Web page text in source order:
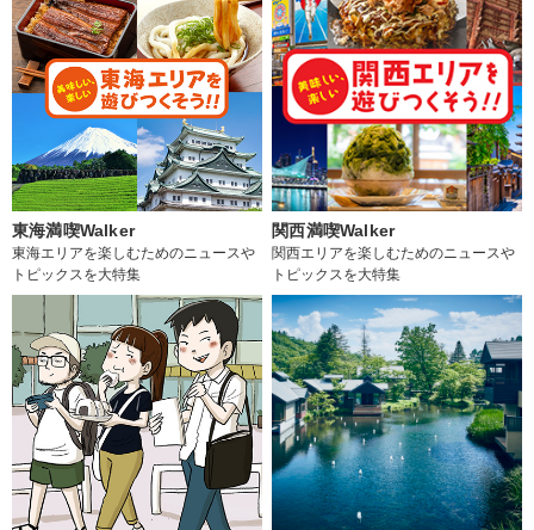
東海満喫Walker
東海エリアを楽しむためのニュースや
トピックスを大特集
関西満喫Walker
関西エリアを楽しむためのニュースや
トピックスを大特集